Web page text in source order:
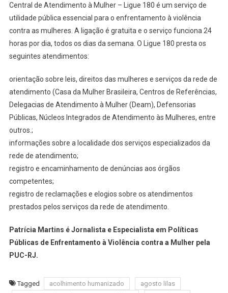
Central de Atendimento à Mulher – Ligue 180 é um serviço de
utilidade pública essencial para o enfrentamento à violência
contra as mulheres. A ligação é gratuita e o serviço funciona 24
horas por dia, todos os dias da semana. O Ligue 180 presta os
seguintes atendimentos:
orientação sobre leis, direitos das mulheres e serviços da rede de
atendimento (Casa da Mulher Brasileira, Centros de Referências,
Delegacias de Atendimento à Mulher (Deam), Defensorias
Públicas, Núcleos Integrados de Atendimento às Mulheres, entre
outros.;
informações sobre a localidade dos serviços especializados da
rede de atendimento;
registro e encaminhamento de denúncias aos órgãos
competentes;
registro de reclamações e elogios sobre os atendimentos
prestados pelos serviços da rede de atendimento.
Patrícia Martins é Jornalista e Especialista em Políticas
Públicas de Enfrentamento à Violência contra a Mulher pela
PUC-RJ.
Tagged acolhimento humanizado
agosto lilas